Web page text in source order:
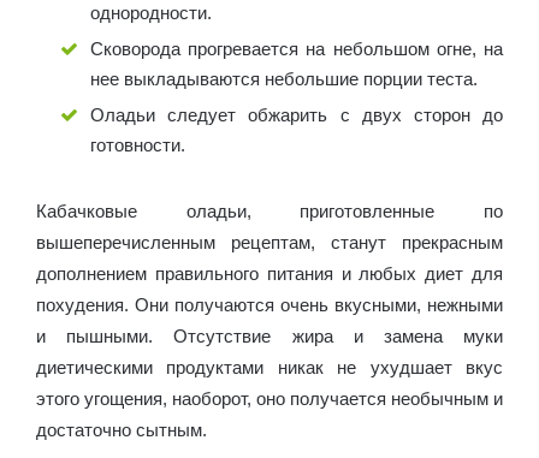
однородности.
Сковорода прогревается на небольшом огне, на
нее выкладываются небольшие порции теста.
Оладьи следует обжарить с двух сторон до
готовности.
Кабачковые оладьи, приготовленные по
вышеперечисленным рецептам, станут прекрасным
дополнением правильного питания и любых диет для
похудения. Они получаются очень вкусными, нежными
и пышными. Отсутствие жира и замена муки
диетическими продуктами никак не ухудшает вкус
этого угощения, наоборот, оно получается необычным и
достаточно сытным.